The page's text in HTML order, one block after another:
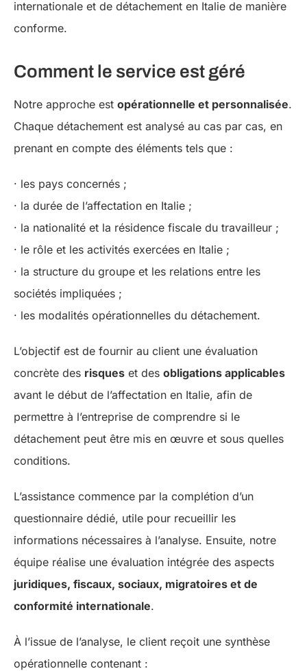
internationale et de détachement en Italie de manière
conforme.
Comment le service est géré
Notre approche est opérationnelle et personnalisée.
Chaque détachement est analysé au cas par cas, en
prenant en compte des éléments tels que :
· les pays concernés ;
· la durée de l’affectation en Italie ;
· la nationalité et la résidence fiscale du travailleur ;
· le rôle et les activités exercées en Italie ;
· la structure du groupe et les relations entre les
sociétés impliquées ;
· les modalités opérationnelles du détachement.
L’objectif est de fournir au client une évaluation
concrète des risques et des obligations applicables
avant le début de l’affectation en Italie, afin de
permettre à l’entreprise de comprendre si le
détachement peut être mis en œuvre et sous quelles
conditions.
L’assistance commence par la complétion d’un
questionnaire dédié, utile pour recueillir les
informations nécessaires à l’analyse. Ensuite, notre
équipe réalise une évaluation intégrée des aspects
juridiques, fiscaux, sociaux, migratoires et de
conformité internationale.
À l’issue de l’analyse, le client reçoit une synthèse
opérationnelle contenant :